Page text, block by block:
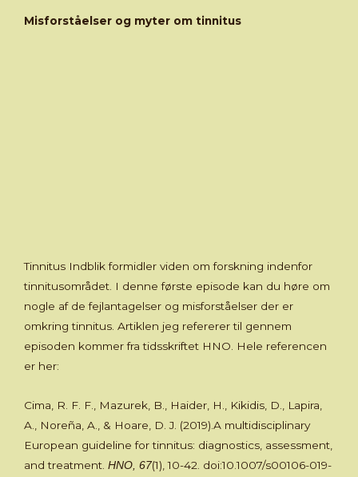
Misforståelser og myter om tinnitus
Tinnitus Indblik formidler viden om forskning indenfor
tinnitusområdet. I denne første episode kan du høre om
nogle af de fejlantagelser og misforståelser der er
omkring tinnitus. Artiklen jeg refererer til gennem
episoden kommer fra tidsskriftet HNO. Hele referencen
er her:
Cima, R. F. F., Mazurek, B., Haider, H., Kikidis, D., Lapira,
A., Noreña, A., & Hoare, D. J. (2019).A multidisciplinary
European guideline for tinnitus: diagnostics, assessment,
and treatment. HNO, 67(1), 10-42. doi:10.1007/s00106-019-